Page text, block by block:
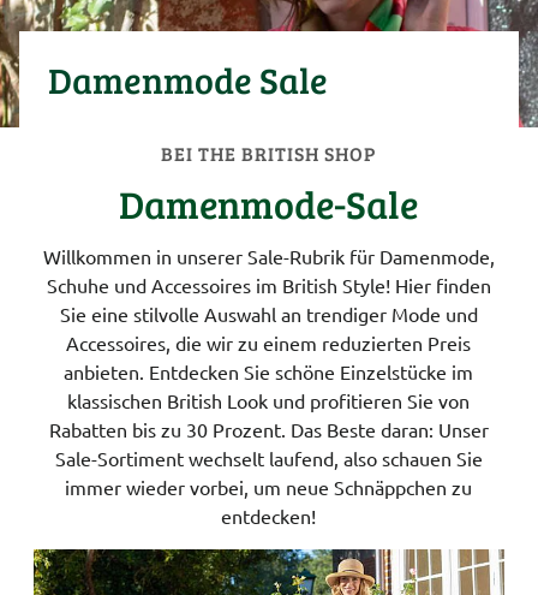
Damenmode Sale
BEI THE BRITISH SHOP
Damenmode-Sale
Willkommen in unserer Sale-Rubrik für Damenmode,
Schuhe und Accessoires im British Style! Hier finden
Sie eine stilvolle Auswahl an trendiger Mode und
Accessoires, die wir zu einem reduzierten Preis
anbieten. Entdecken Sie schöne Einzelstücke im
klassischen British Look und profitieren Sie von
Rabatten bis zu 30 Prozent. Das Beste daran: Unser
Sale-Sortiment wechselt laufend, also schauen Sie
immer wieder vorbei, um neue Schnäppchen zu
entdecken!